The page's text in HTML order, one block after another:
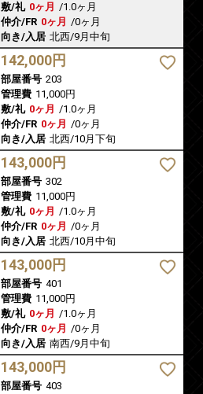
敷/礼 0ヶ月 /1.0ヶ月
仲介/FR 0ヶ月 /0ヶ月
向き/入居 北西/9月中旬
142,000円
部屋番号 203
管理費 11,000円
敷/礼 0ヶ月 /1.0ヶ月
仲介/FR 0ヶ月 /0ヶ月
向き/入居 北西/10月下旬
143,000円
部屋番号 302
管理費 11,000円
敷/礼 0ヶ月 /1.0ヶ月
仲介/FR 0ヶ月 /0ヶ月
向き/入居 北西/10月中旬
143,000円
部屋番号 401
管理費 11,000円
敷/礼 0ヶ月 /1.0ヶ月
仲介/FR 0ヶ月 /0ヶ月
向き/入居 南西/9月中旬
143,000円
部屋番号 403